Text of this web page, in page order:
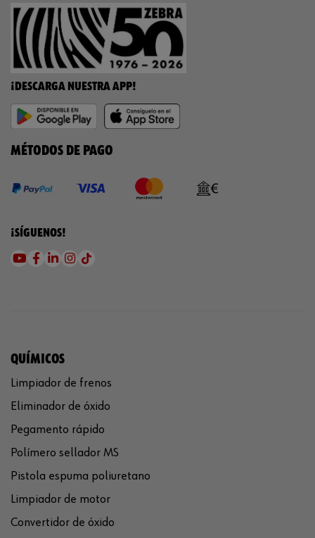
¡DESCARGA NUESTRA APP!
MÉTODOS DE PAGO
¡SÍGUENOS!
QUÍMICOS
Limpiador de frenos
Eliminador de óxido
Pegamento rápido
Polímero sellador MS
Pistola espuma poliuretano
Limpiador de motor
Convertidor de óxido